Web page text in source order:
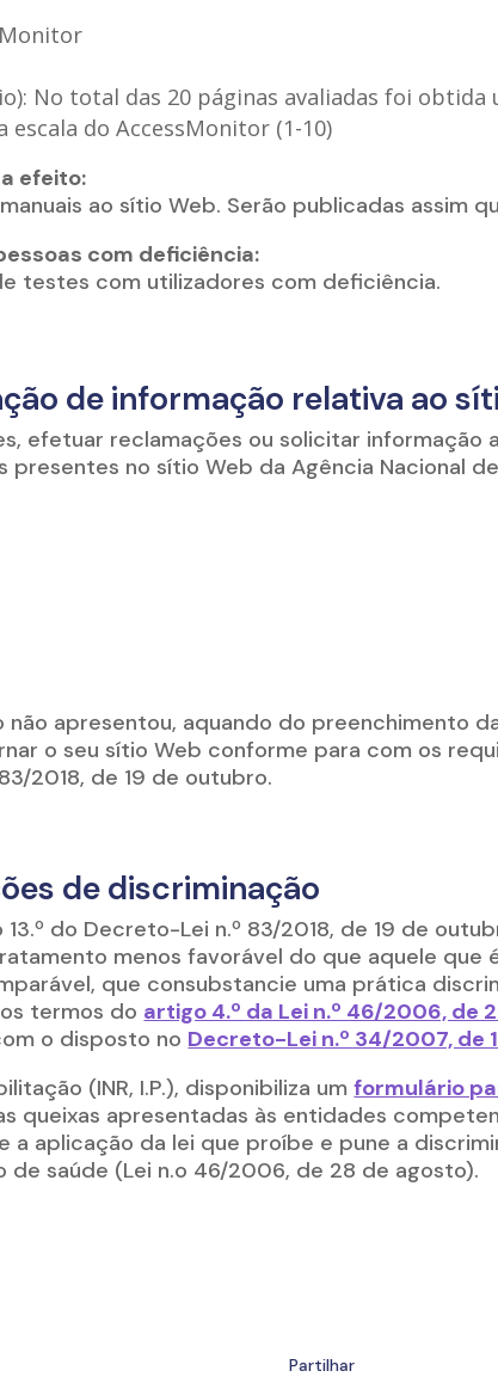
No total das 20 páginas avaliadas foi obtida
escala do AccessMonitor (1-10)
efeito:
ao sítio Web. Serão publicadas assim
com deficiência:
testes com utilizadores com deficiência.
de informação relativa ao
efetuar reclamações ou solicitar informação
no sítio Web da Agência Nacional
não apresentou, aquando do preenchimento
o seu sítio Web conforme para com os
2018, de 19 de outubro.
de discriminação
do Decreto-Lei n.º 83/2018, de 19 de
menos favorável do que aquele que
que consubstancie uma prática
termos do artigo 4.º da Lei n.º 46/2006, de
o disposto no Decreto-Lei n.º 34/2007, de
(INR, I.P.), disponibiliza umformulário
queixas apresentadas às entidades
a aplicação da lei que proíbe e pune a
de saúde (Lei n.o 46/2006, de 28 de agosto).
Partilhar